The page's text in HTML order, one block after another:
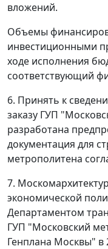
вложений.
Объемы
инвестиционными
ходе исполнения
соответствующий
6. Принять к
заказу ГУП
разработана
документация для
метрополитена
7.
экономической
Департаментом
ГУП "Московский
Генплана Москвы" в